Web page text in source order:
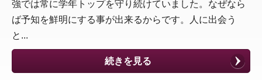
強では常に学年トップを守り続けていました。なぜなら
ば予知を鮮明にする事が出来るからです。人に出会う
と...
続きを見る